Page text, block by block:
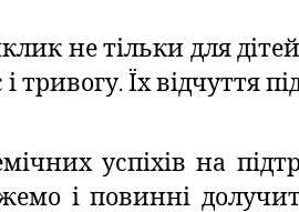
не тільки для
Їх відчуття
успіхів на
і повинні